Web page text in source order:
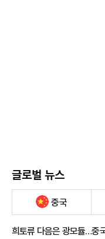
글로벌 뉴스
중국
희토류 다음은 광모듈…중